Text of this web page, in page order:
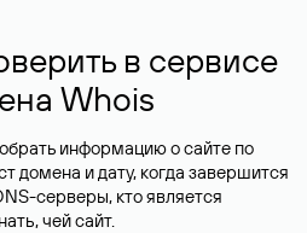
в сервисе
Whois
информацию о сайте по
домена и дату, когда завершится
серверы, кто является
чей сайт.